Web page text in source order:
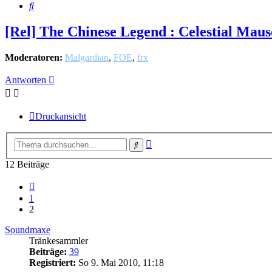
Suche
[Rel] The Chinese Legend : Celestial
Moderatoren: Malgardian, FOE, frx
Antworten
Druckansicht
Suche
12 Beiträge
1
2
Soundmaxe
Tränkesammler
Beiträge: 39
Registriert: So 9. Mai 2010, 11:18